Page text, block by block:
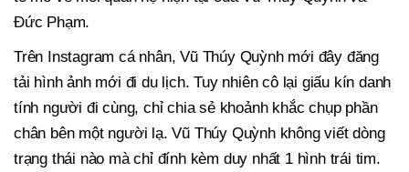
Đức Phạm.
Trên Instagram cá nhân, Vũ Thúy Quỳnh mới đây đăng
tải hình ảnh mới đi du lịch. Tuy nhiên cô lại giấu kín danh
tính người đi cùng, chỉ chia sẻ khoảnh khắc chụp phần
chân bên một người lạ. Vũ Thúy Quỳnh không viết dòng
trạng thái nào mà chỉ đính kèm duy nhất 1 hình trái tim.